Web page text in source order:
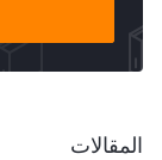
المقالات